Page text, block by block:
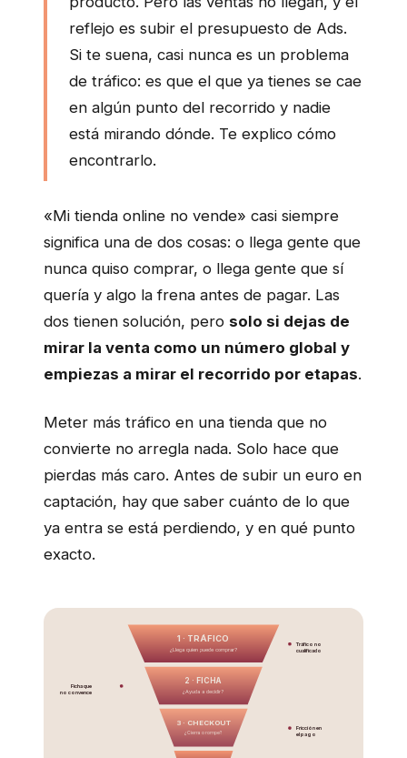
reflejo es subir el presupuesto de Ads.
Si te suena, casi nunca es un problema
de tráfico: es que el que ya tienes se cae
en algún punto del recorrido y nadie
está mirando dónde. Te explico cómo
encontrarlo.
«Mi tienda online no vende» casi siempre
significa una de dos cosas: o llega gente que
nunca quiso comprar, o llega gente que sí
quería y algo la frena antes de pagar. Las
dos tienen solución, pero solo si dejas de
mirar la venta como un número global y
empiezas a mirar el recorrido por etapas.
Meter más tráfico en una tienda que no
convierte no arregla nada. Solo hace que
pierdas más caro. Antes de subir un euro en
captación, hay que saber cuánto de lo que
ya entra se está perdiendo, y en qué punto
exacto.
1 · TRÁFICO
¿Llega quien puede comprar?
2 · FICHA
¿Ayuda a decidir?
3 · CHECKOUT
¿Cierra o rompe?
Tráfico no
cualificado
Ficha que
no convence
Fricción en
el pago